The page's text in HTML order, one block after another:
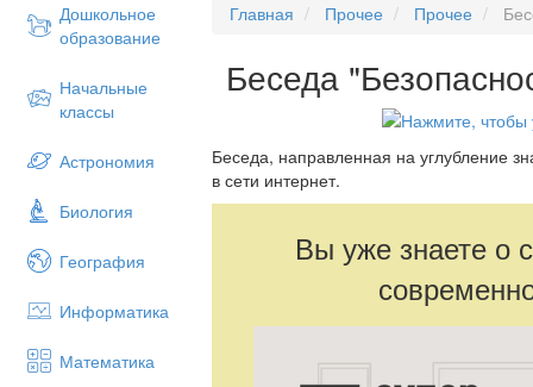
Дошкольное
образование
Начальные
классы
Астрономия
Биология
География
Информатика
Математика
Главная Прочее Прочее
Беседа
Беседа, направленная на углубление
в сети интернет.
Вы уже знаете о